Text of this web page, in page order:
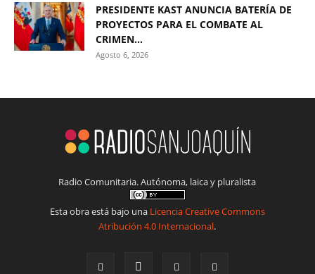
PRESIDENTE KAST ANUNCIA BATERÍA DE
PROYECTOS PARA EL COMBATE AL
CRIMEN...
Agosto 6, 2026
Radio Comunitaria. Autónoma, laica y pluralista
Esta obra está bajo una Licencia Creative Commons
Atribución 4.0 Internacional.